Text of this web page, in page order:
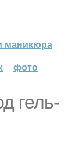
маникюра
фото
гель-